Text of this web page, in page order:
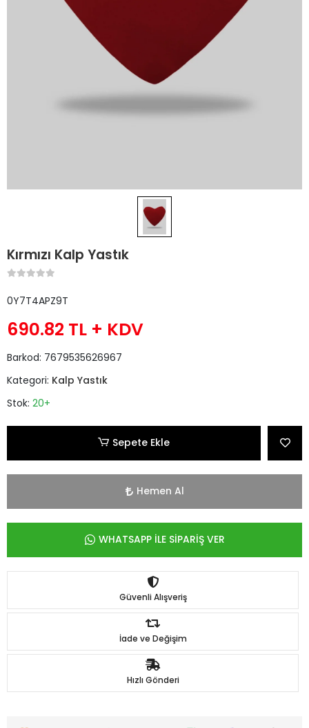
Kırmızı Kalp Yastık
0Y7T4APZ9T
690.82 TL + KDV
Barkod: 7679535626967
Kategori: Kalp Yastık
Stok: 20+
Sepete Ekle
Hemen Al
WHATSAPP İLE SİPARİŞ VER
Güvenli Alışveriş
İade ve Değişim
Hızlı Gönderi